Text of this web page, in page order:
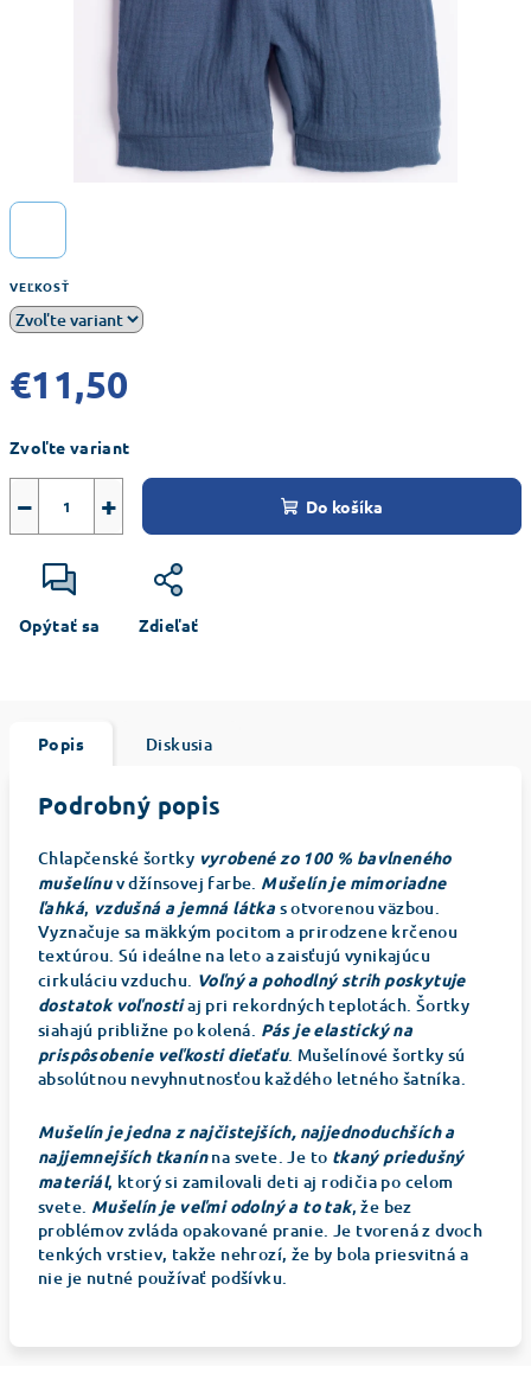
VEĽKOSŤ
€11,50
cena:
Zvoľte variant
+
− Do košíka
Opýtať sa Zdieľať
Popis Diskusia
Podrobný popis
Chlapčenské šortky vyrobené zo 100 % bavlneného
mušelínuv džínsovej farbe. Mušelín je mimoriadne
ľahká, vzdušná a jemná látka s otvorenou väzbou.
Vyznačuje sa mäkkým pocitom a prirodzene krčenou
textúrou. Sú ideálne na leto a zaisťujú vynikajúcu
cirkuláciu vzduchu. Voľný a pohodlný strih poskytuje
dostatok voľnostiaj pri rekordných teplotách. Šortky
siahajú približne po kolená. Pás je elastický na
prispôsobenie veľkosti dieťaťu. Mušelínové šortky sú
absolútnou nevyhnutnosťou každého letného šatníka.
Mušelín je jedna z najčistejších, najjednoduchších a
najjemnejších tkanínna svete. Je to tkaný priedušný
materiál, ktorý si zamilovali deti aj rodičia po celom
svete. Mušelín je veľmi odolný a to tak, že bez
problémov zvláda opakované pranie. Je tvorená z dvoch
tenkých vrstiev, takže nehrozí, že by bola priesvitná a
nie je nutné používať podšívku.